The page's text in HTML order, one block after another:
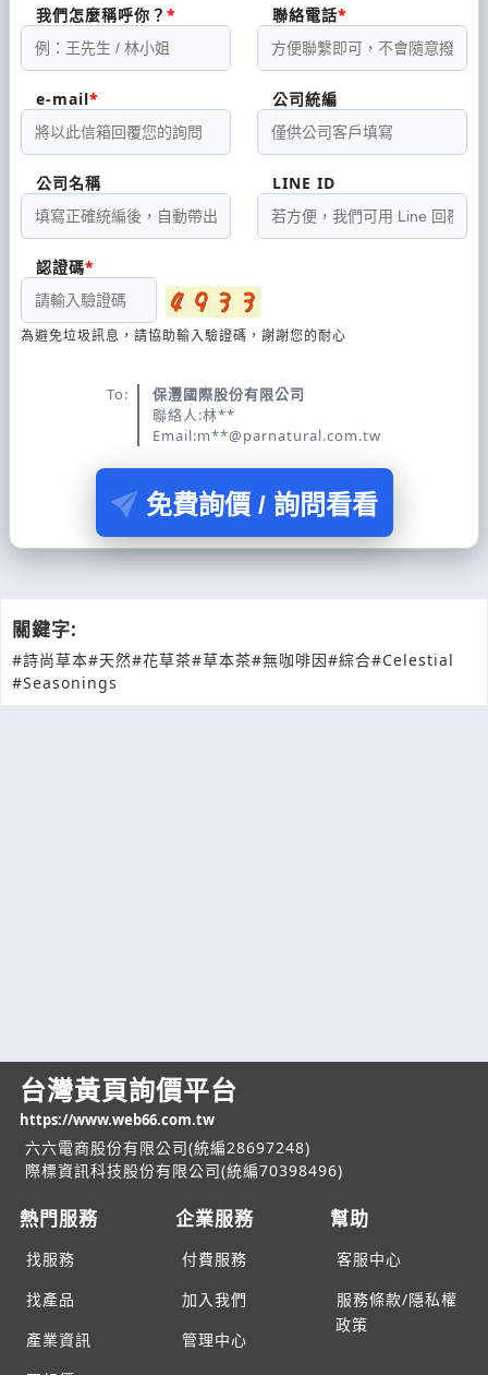
我們怎麼稱呼你？ 聯絡電話
e-mail 公司統編
公司名稱 LINE ID
認證碼
為避免垃圾訊息，請協助輸入驗證碼，謝謝您的耐心
To:
保灃國際股份有限公司
聯絡人:林**
Email:m**@parnatural.com.tw
免費詢價 / 詢問看看
關鍵字:
#詩尚草本#天然#花草茶#草本茶#無咖啡因#綜合#Celestial
#Seasonings
台灣黃頁詢價平台
https://www.web66.com.tw
六六電商股份有限公司(統編28697248)
際標資訊科技股份有限公司(統編70398496)
熱門服務
找服務
找產品
產業資訊
企業服務
付費服務
加入我們
管理中心
幫助
客服中心
服務條款/隱私權
政策